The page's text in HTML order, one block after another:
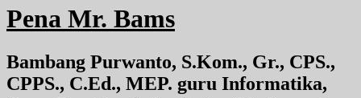
Pena Mr. Bams
Bambang Purwanto, S.Kom., Gr., CPS.,
CPPS., C.Ed., MEP. guru Informatika,